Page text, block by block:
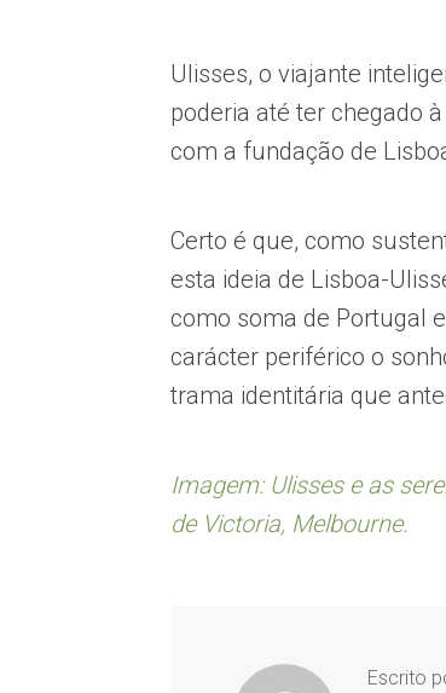
Ulisses, o viajante
poderia até ter chegado
com a fundação de
Certo é que, como
esta ideia de Lisboa-
como soma de Portugal
carácter periférico o
trama identitária que
Imagem: Ulisses e as
de Victoria, Melbourne.
Escrito